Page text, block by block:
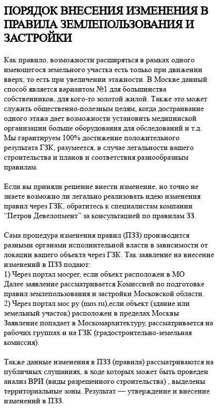
ПОРЯДОК ВНЕСЕНИЯ ИЗМЕНЕНИЯ В
ПРАВИЛА ЗЕМЛЕПОЛЬЗОВАНИЯ И
ЗАСТРОЙКИ
Как правило, возможности расширяться в рамках одного
имеющегося земельного участка есть только при движении
вверх, то есть при увеличении этажности. В Москве данный
способ является вариантом №1 для большинства
собственников, для кого-то золотой жилой. Также это может
служить общественно-полезным целям, когда достраивание
одного этажа дает возможности установить медицинской
организации больше оборудования для обследований и т.д.
Мы гарантируем 100% достижение положительного
результата ГЗК, разумеется, в случае легальности вашего
строительства и планов и соответствия разнообразным
правилам.
Если вы приняли решение внести изменение, но точно не
знаете возможно ли легально реализовать идею изменения
правил через ГЗК, обратитесь к специалистам компании
“Петров Девелопмент” за консультацией по правилам ЗЗ.
Сама процедура изменения правил (ПЗЗ) производится
разными органами исполнительной власти в зависимости от
локации вашего объекта через ГЗК. Так заявление на внесение
изменений в ПЗЗ подают:
1) Через портал мосрег, если объект расположен в МО
Далее заявление рассматривается Комиссией по подготовке
правил землепользования и застройки Московской области.
2) Через портал мос ру (mos ru),если объект (здание или
земельный участок) расположен в пределах Москвы
Заявление попадает в Москомархитектуру, рассматривается на
рабочих группах и на ГЗК (градостроительно-земельная
комиссия).
Также данные изменения в ПЗЗ (правила) рассматриваются на
публичных слушаниях, в ходе которых может быть проведен
анализ ВРИ (виды разрешенного строительства) , выделены
территориальные зоны. Результат — утверждение и внесение
изменений в ПЗЗ.